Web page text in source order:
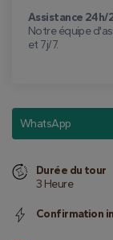
Assistance 24h/
Notre équipe
et 7j/7.
WhatsApp
Durée du tour
3 Heure
Confirmation